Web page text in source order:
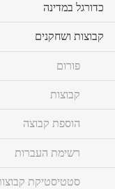
כדורגל במדינה
to
קבוצות ושחקנים
to
פורום
קבוצות
הוספת קבוצה
רשימת העברות
סטטיסטיקת